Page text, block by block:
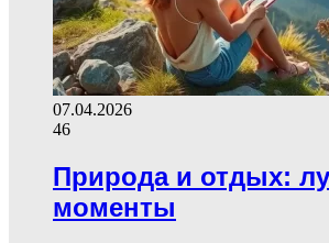
07.04.2026
46
Природа и отдых:
моменты